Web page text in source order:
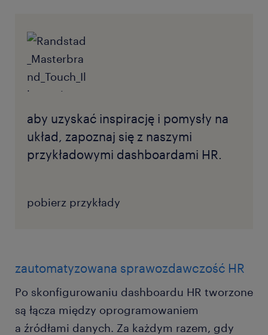
aby uzyskać inspirację i pomysły na
układ, zapoznaj się z naszymi
przykładowymi dashboardami HR.
pobierz przykłady
zautomatyzowana sprawozdawczość HR
Po skonfigurowaniu dashboardu HR tworzone
są łącza między oprogramowaniem
a źródłami danych. Za każdym razem, gdy